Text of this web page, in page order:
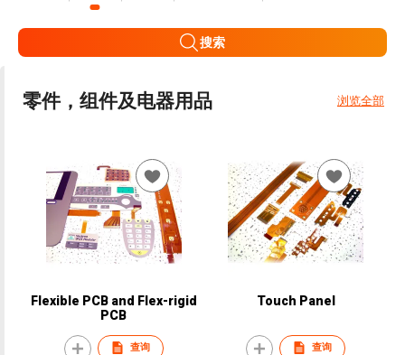
搜索
零件，组件及电器用品 浏览全部
Flexible PCB and Flex-rigid
PCB
查询
Touch Panel
查询